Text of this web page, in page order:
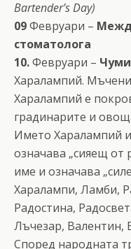
Bartender’s Day)
09Февруари –
стоматолога
10.Февруари –
Харалампий.
Харалампий е
градинарите и
Името Харалампий
означава „сияещ от
име и означава
Харалампи, Ламби,
Радостина,
Лъчезар, Валентин,
Според народната